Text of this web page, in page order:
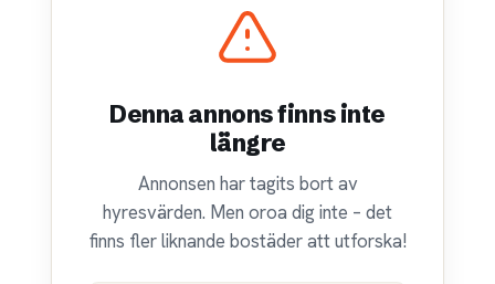
Denna annons finns inte
längre
Annonsen har tagits bort av
hyresvärden. Men oroa dig inte – det
finns fler liknande bostäder att utforska!